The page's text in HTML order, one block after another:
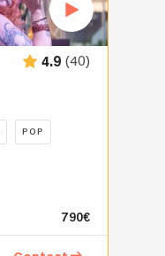
4.9 (40)
POP
790€